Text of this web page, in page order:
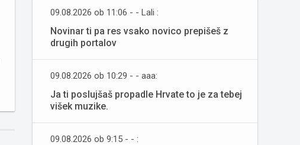
09.08.2026 ob 11:06 - - Lali :
Novinar ti pa res vsako novico prepišeš z
drugih portalov
09.08.2026 ob 10:29 - - aaa:
Ja ti poslujšaš propadle Hrvate to je za tebej
višek muzike.
09.08.2026 ob 9:15 - - :